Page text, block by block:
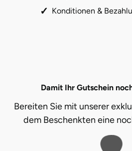
Konditionen &
Damit Ihr Gutschein
Bereiten Sie mit unserer
dem Beschenkten eine